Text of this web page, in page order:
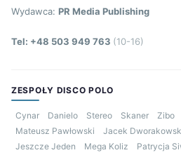
Wydawca: PR Media Publishing
Tel: +48 503 949 763 (10-16)
ZESPOŁY DISCO POLO
Cynar Danielo Stereo Skaner Zibo
Mateusz Pawłowski
Jacek
Jeszcze Jeden
Mega Koliz
Patrycja